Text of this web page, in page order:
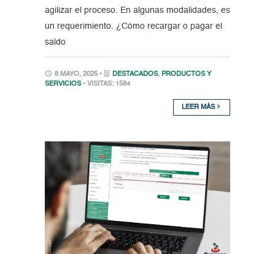
agilizar el proceso. En algunas modalidades, es
un requerimiento. ¿Cómo recargar o pagar el
saldo
8 MAYO, 2025 • DESTACADOS, PRODUCTOS Y
SERVICIOS • VISITAS: 1584
LEER MÁS